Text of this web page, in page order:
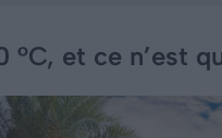
°C, et ce n’est